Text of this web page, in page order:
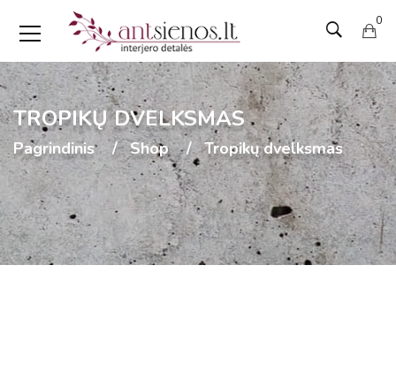
0
TROPIKŲ DVELKSMAS
Pagrindinis Shop Tropikų dvelksmas